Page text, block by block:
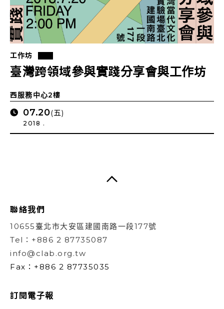
工作坊
臺灣跨領域參與實踐分享會與工作坊
西服務中心2樓
07.20(五)
2018 .
聯絡我們
10655臺北市大安區建國南路一段177號
Tel：+886 2 87735087
info@clab.org.tw
Fax：+886 2 87735035
訂閱電子報